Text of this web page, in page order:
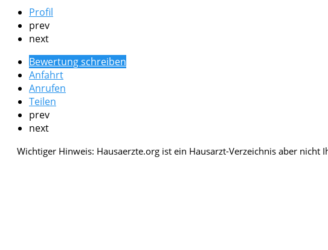
Profil
prev
next
Bewertung schreiben
Anfahrt
Anrufen
Teilen
prev
next